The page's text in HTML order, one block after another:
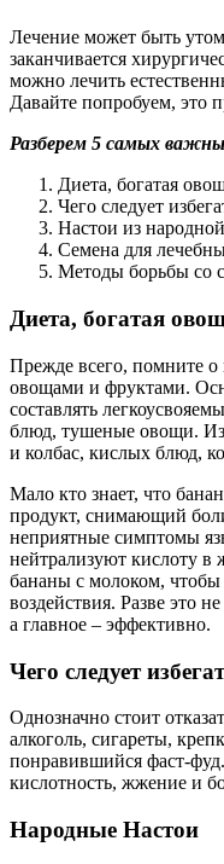
Лечение может быть
заканчивается
можно лечить
Давайте попробуем, это
Разберем 5 самых
Диета, богатая
Чего следует
Настои из
Семена для
Методы борьбы со
Диета, богатая
Прежде всего, помните
овощами и фруктами.
составлять
блюд, тушеные овощи.
и колбас, кислых блюд,
Мало кто знает, что
продукт, снимающий
неприятные симптомы
нейтрализуют кислоту в
бананы с молоком, чтобы
воздействия. Разве это
а главное – эффективно.
Чего следует
Однозначно стоит
алкоголь, сигареты,
понравившийся фаст-
кислотность, жжение и
Народные Настои